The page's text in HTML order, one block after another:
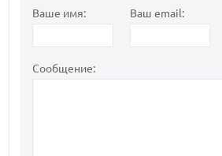
Ваше имя: Ваш email:
Сообщение: